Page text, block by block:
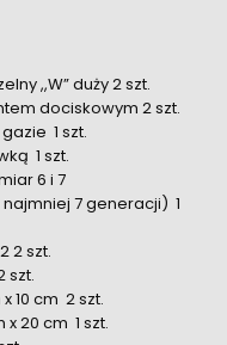
,,W” duży 2 szt.
dociskowym 2 szt.
1 szt.
1 szt.
6 i 7
7 generacji) 1
2 szt.
szt.
10 cm 2 szt.
20 cm 1 szt.